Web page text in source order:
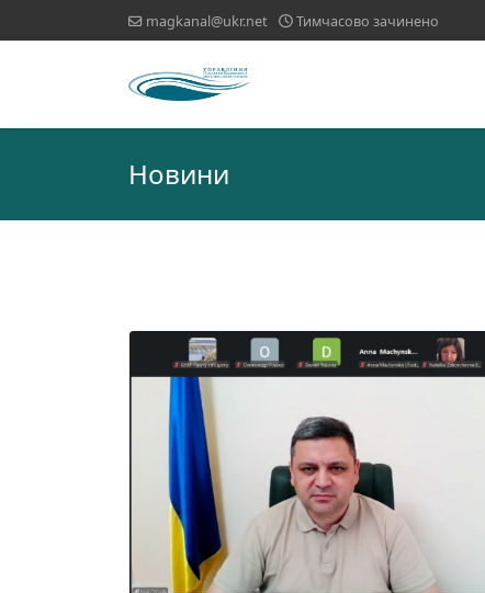
magkanal@ukr.net Тимчасово зачинено
Новини